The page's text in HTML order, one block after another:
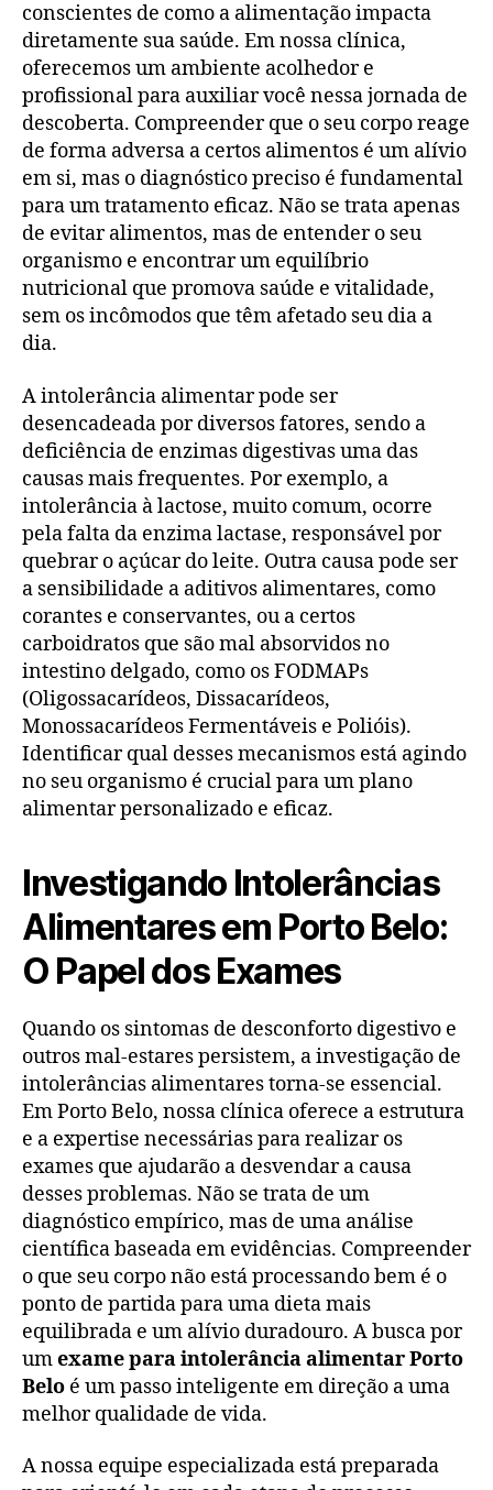
conscientes de como a alimentação impacta
diretamente sua saúde. Em nossa clínica,
oferecemos um ambiente acolhedor e
profissional para auxiliar você nessa jornada de
descoberta. Compreender que o seu corpo reage
de forma adversa a certos alimentos é um alívio
em si, mas o diagnóstico preciso é fundamental
para um tratamento eficaz. Não se trata apenas
de evitar alimentos, mas de entender o seu
organismo e encontrar um equilíbrio
nutricional que promova saúde e vitalidade,
sem os incômodos que têm afetado seu dia a
dia.
A intolerância alimentar pode ser
desencadeada por diversos fatores, sendo a
deficiência de enzimas digestivas uma das
causas mais frequentes. Por exemplo, a
intolerância à lactose, muito comum, ocorre
pela falta da enzima lactase, responsável por
quebrar o açúcar do leite. Outra causa pode ser
a sensibilidade a aditivos alimentares, como
corantes e conservantes, ou a certos
carboidratos que são mal absorvidos no
intestino delgado, como os FODMAPs
(Oligossacarídeos, Dissacarídeos,
Monossacarídeos Fermentáveis e Polióis).
Identificar qual desses mecanismos está agindo
no seu organismo é crucial para um plano
alimentar personalizado e eficaz.
Investigando Intolerâncias
Alimentares em Porto Belo:
O Papel dos Exames
Quando os sintomas de desconforto digestivo e
outros mal-estares persistem, a investigação de
intolerâncias alimentares torna-se essencial.
Em Porto Belo, nossa clínica oferece a estrutura
e a expertise necessárias para realizar os
exames que ajudarão a desvendar a causa
desses problemas. Não se trata de um
diagnóstico empírico, mas de uma análise
científica baseada em evidências. Compreender
o que seu corpo não está processando bem é o
ponto de partida para uma dieta mais
equilibrada e um alívio duradouro. A busca por
umexame para intolerância alimentar Porto
Belo é um passo inteligente em direção a uma
melhor qualidade de vida.
A nossa equipe especializada está preparada